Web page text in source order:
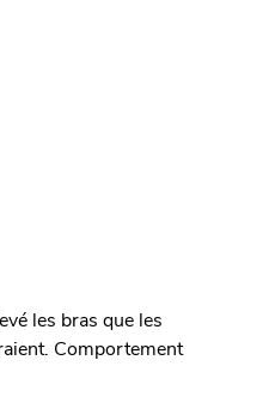
les bras que les
Comportement